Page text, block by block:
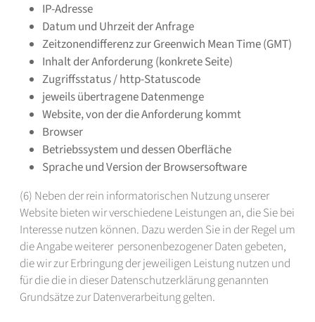
IP-Adresse
Datum und Uhrzeit der Anfrage
Zeitzonendifferenz zur Greenwich Mean Time (GMT)
Inhalt der Anforderung (konkrete Seite)
Zugriffsstatus / http-Statuscode
jeweils übertragene Datenmenge
Website, von der die Anforderung kommt
Browser
Betriebssystem und dessen Oberfläche
Sprache und Version der Browsersoftware
(6) Neben der rein informatorischen Nutzung unserer
Website bieten wir verschiedene Leistungen an, die Sie bei
Interesse nutzen können. Dazu werden Sie in der Regel um
die Angabe weiterer personenbezogener Daten gebeten,
die wir zur Erbringung der jeweiligen Leistung nutzen und
für die die in dieser Datenschutzerklärung genannten
Grundsätze zur Datenverarbeitung gelten.